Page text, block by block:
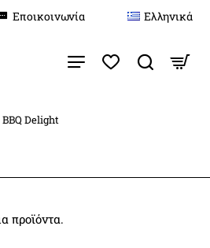
Εποικοινωνία Ελληνικά
BBQ Delight
προϊόντα.